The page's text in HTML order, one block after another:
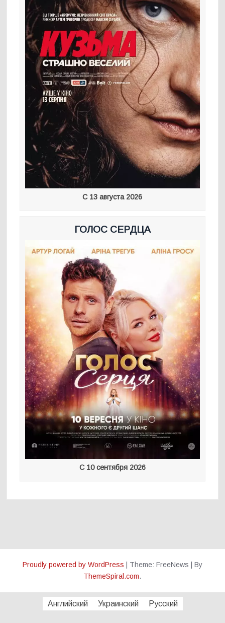
С 13 августа 2026
ГОЛОС СЕРДЦА
С 10 сентября 2026
Proudly powered by WordPress Theme: FreeNews
By
ThemeSpiral.com.
Английский Украинский Русский